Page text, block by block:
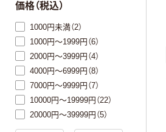
価格（税込）
1000円未満（2）
1000円～1999円（6）
2000円～3999円（4）
4000円～6999円（8）
7000円～9999円（7）
10000円～19999円（22）
20000円～39999円（5）